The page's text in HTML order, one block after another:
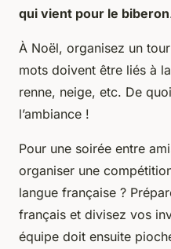
qui vient pour le biberon
À Noël, organisez un
mots doivent être liés à
renne, neige, etc. De
l’ambiance !
Pour une soirée entre
organiser une
langue française ?
français et divisez vos
équipe doit ensuite